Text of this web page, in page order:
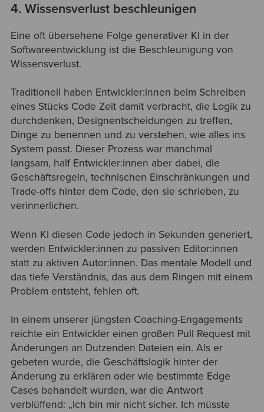
4. Wissensverlust beschleunigen
Eine oft übersehene Folge generativer KI in der
Softwareentwicklung ist die Beschleunigung von
Wissensverlust.
Traditionell haben Entwickler:innen beim Schreiben
eines Stücks Code Zeit damit verbracht, die Logik zu
durchdenken, Designentscheidungen zu treffen,
Dinge zu benennen und zu verstehen, wie alles ins
System passt. Dieser Prozess war manchmal
langsam, half Entwickler:innen aber dabei, die
Geschäftsregeln, technischen Einschränkungen und
Trade-offs hinter dem Code, den sie schrieben, zu
verinnerlichen.
Wenn KI diesen Code jedoch in Sekunden generiert,
werden Entwickler:innen zu passiven Editor:innen
statt zu aktiven Autor:innen. Das mentale Modell und
das tiefe Verständnis, das aus dem Ringen mit einem
Problem entsteht, fehlen oft.
In einem unserer jüngsten Coaching-Engagements
reichte ein Entwickler einen großen Pull Request mit
Änderungen an Dutzenden Dateien ein. Als er
gebeten wurde, die Geschäftslogik hinter der
Änderung zu erklären oder wie bestimmte Edge
Cases behandelt wurden, war die Antwort
verblüffend: „Ich bin mir nicht sicher. Ich müsste